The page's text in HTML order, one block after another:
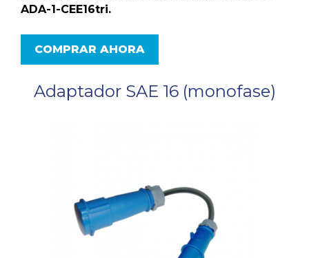
ADA-1-CEE16tri.
COMPRAR AHORA
Adaptador SAE 16 (monofase)